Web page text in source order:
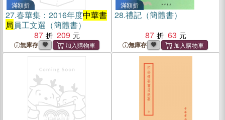
滿額折
27.春華集：2016年度中華書
局員工文選（簡體書）
87
209
無庫存
滿額折
28.禮記（簡體書）
87
63
無庫存